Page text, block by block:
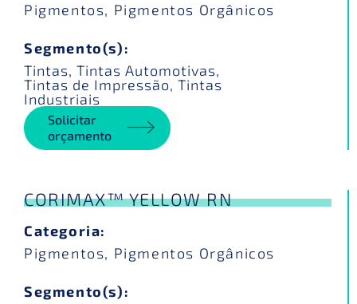
Pigmentos, Pigmentos Orgânicos
Segmento(s):
Tintas, Tintas Automotivas,
Tintas de Impressão, Tintas
Industriais
Solicitar
orçamento
CORIMAX™ YELLOW RN
Categoria:
Pigmentos, Pigmentos Orgânicos
Segmento(s):